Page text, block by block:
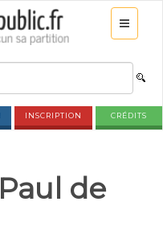
INSCRIPTION CRÉDITS
de